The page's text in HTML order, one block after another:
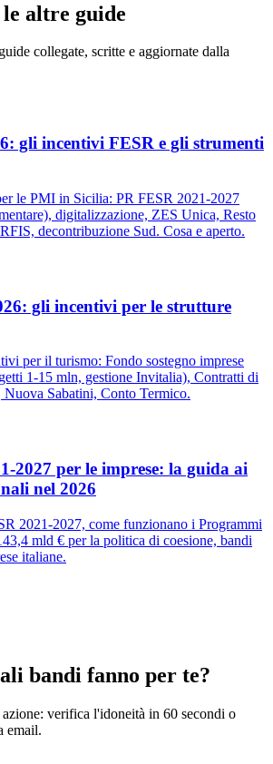
altre guide
collegate, scritte e aggiornate dalla
gli incentivi FESR e gli strumenti
le PMI in Sicilia: PR FESR 2021-2027
digitalizzazione, ZES Unica, Resto
decontribuzione Sud. Cosa e aperto.
gli incentivi per le strutture
per il turismo: Fondo sostegno imprese
1-15 mln, gestione Invitalia), Contratti di
Sabatini, Conto Termico.
2027 per le imprese: la guida ai
nel 2026
2021-2027, come funzionano i Programmi
mld € per la politica di coesione, bandi
italiane.
bandi fanno per te?
verifica l'idoneità in 60 secondi o
email.